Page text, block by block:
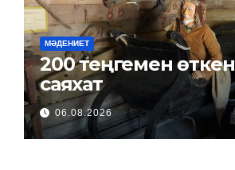
МӘДЕНИЕТ
200 теңгемен өткенге
саяхат
06.08.2026